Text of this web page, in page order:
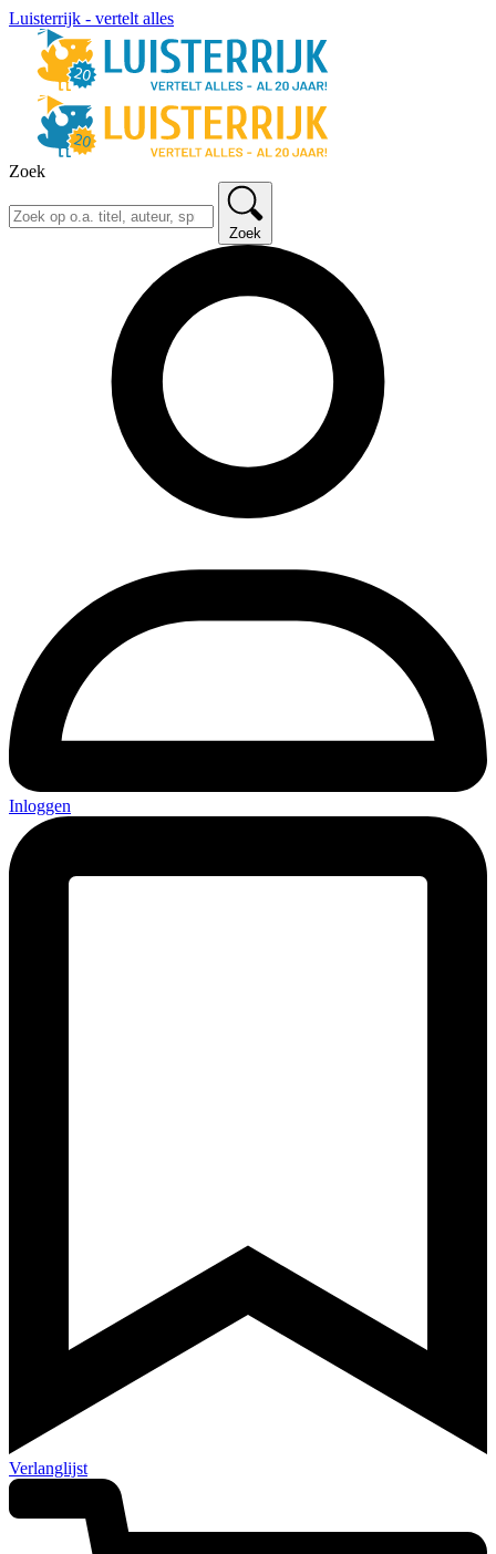
Luisterrijk - vertelt alles
Zoek
Zoek
Inloggen
Verlanglijst